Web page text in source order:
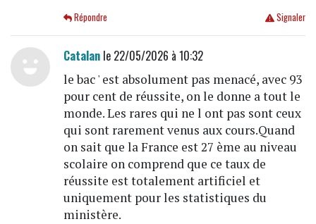
Signaler
Répondre
Catalanle 22/05/2026 à 10:32
le bac ' est absolument pas menacé, avec 93
pour cent de réussite, on le donne a tout le
monde. Les rares qui ne l ont pas sont ceux
qui sont rarement venus aux cours.Quand
on sait que la France est 27 ème au niveau
scolaire on comprend que ce taux de
réussite est totalement artificiel et
uniquement pour les statistiques du
ministère.